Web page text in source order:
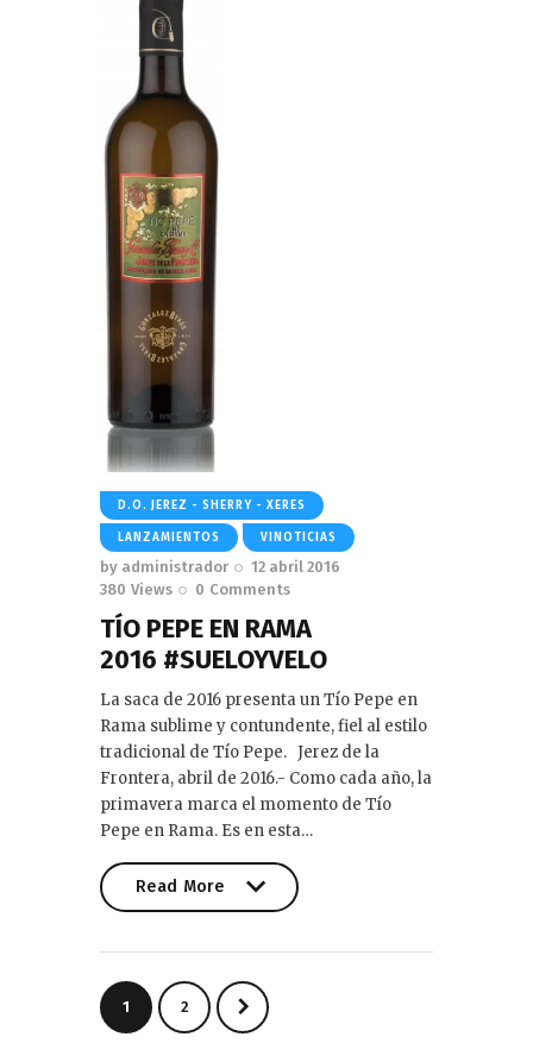
D.O. JEREZ - SHERRY - XERES
LANZAMIENTOS VINOTICIAS
by administrador
12 abril 2016
380 Views 0 Comments
TÍO PEPE EN RAMA
2016 #SUELOYVELO
La saca de 2016 presenta un Tío Pepe en
Rama sublime y contundente, fiel al estilo
tradicional de Tío Pepe. Jerez de la
Frontera, abril de 2016.- Como cada año, la
primavera marca el momento de Tío
Pepe en Rama. Es en esta…
Read More
Paginación
de
PAGE
1 PAGE
2
>